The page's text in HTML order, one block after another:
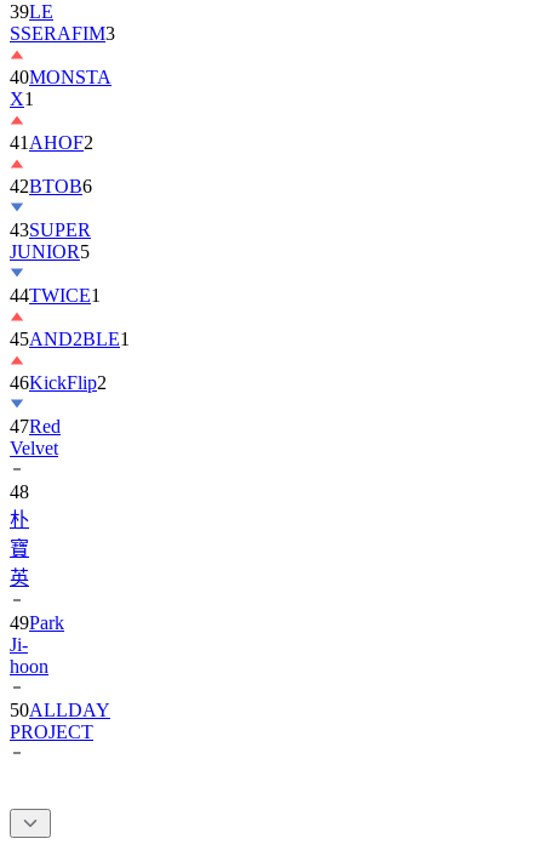
39LE
SSERAFIM3
40MONSTA
X1
41 AHOF2
42BTOB6
43SUPER
JUNIOR5
44TWICE1
45AND2BLE1
46KickFlip2
47Red
Velvet
48
朴
寶
英
49Park
Ji-
hoon
50ALLDAY
PROJECT